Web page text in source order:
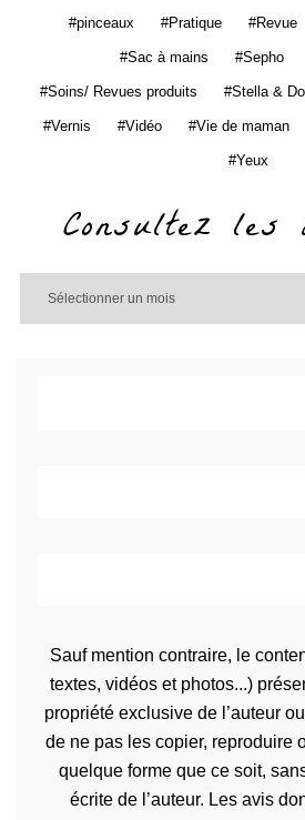
pinceaux Pratique Revue
Sac à mains Sepho
Soins/ Revues produits Stella &
Vernis Vidéo Vie de maman
Yeux
Consultez les
Sauf mention contraire, le
textes, vidéos et photos...)
propriété exclusive de l’auteur
de ne pas les copier, reproduire
quelque forme que ce soit,
écrite de l’auteur. Les avis